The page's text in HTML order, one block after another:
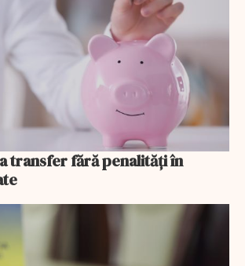
transfer fără penalități în